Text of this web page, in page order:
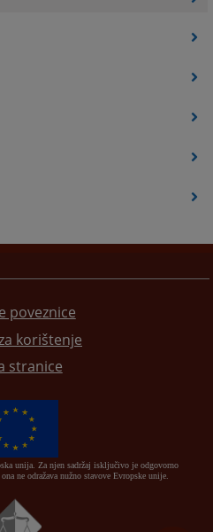
poveznice
korištenje
stranice
unija. Za njen sadržaj isključivo je odgovorno
ne odražava nužno stavove Evropske unije.